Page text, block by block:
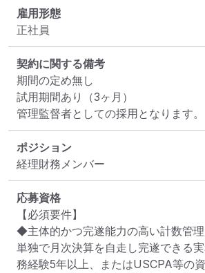
雇用形態
正社員
契約に関する備考
期間の定め無し
試用期間あり（3ヶ月）
管理監督者としての採用となります。
ポジション
経理財務メンバー
応募資格
【必須要件】
◆主体的かつ完遂能力の高い計数管
単独で月次決算を自走し完遂できる
務経験5年以上、またはUSCPA等の